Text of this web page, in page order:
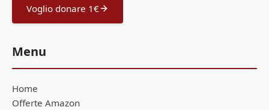
Voglio donare 1€
Menu
Home
Offerte Amazon